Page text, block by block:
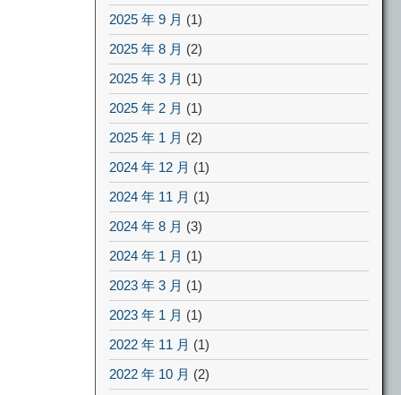
2025 年 9 月 (1)
2025 年 8 月 (2)
2025 年 3 月 (1)
2025 年 2 月 (1)
2025 年 1 月 (2)
2024 年 12 月 (1)
2024 年 11 月 (1)
2024 年 8 月 (3)
2024 年 1 月 (1)
2023 年 3 月 (1)
2023 年 1 月 (1)
2022 年 11 月 (1)
2022 年 10 月 (2)